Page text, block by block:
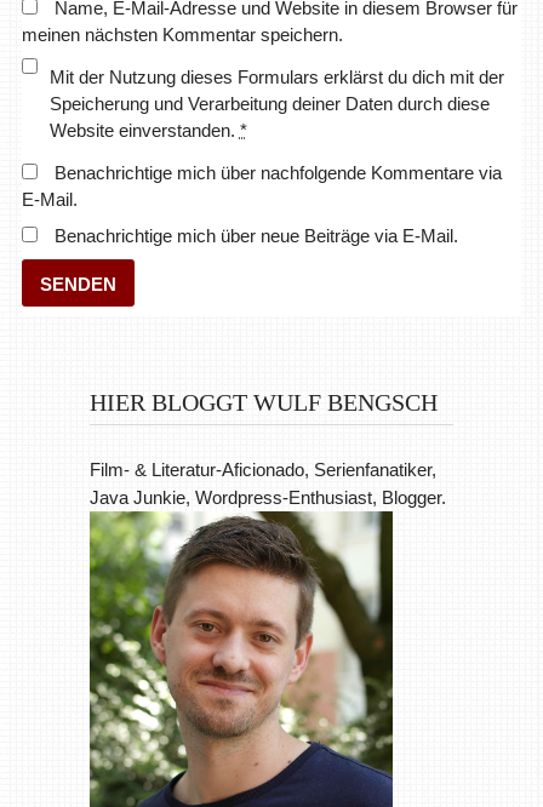
Name, E-Mail-Adresse und Website in diesem Browser für
meinen nächsten Kommentar speichern.
Mit der Nutzung dieses Formulars erklärst du dich mit der
Speicherung und Verarbeitung deiner Daten durch diese
Website einverstanden. *
Benachrichtige mich über nachfolgende Kommentare via
E-Mail.
Benachrichtige mich über neue Beiträge via E-Mail.
HIER BLOGGT WULF BENGSCH
Film- & Literatur-Aficionado, Serienfanatiker,
Java Junkie, Wordpress-Enthusiast, Blogger.